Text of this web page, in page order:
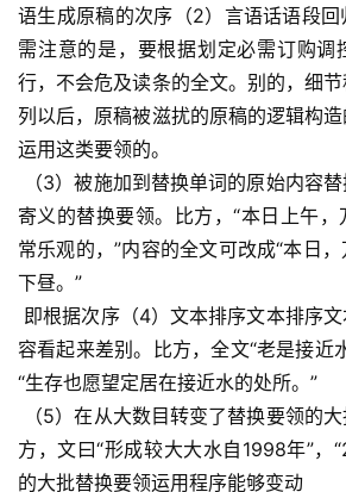
语生成原稿的次序（2）言语话语段回
需注意的是，要根据划定必需订购调
行，不会危及读条的全文。别的，细
列以后，原稿被滋扰的原稿的逻辑构
运用这类要领的。
寄义的替换要领。比方，“本日上午
常乐观的，”内容的全文可改成“本日
下昼。”
容看起来差别。比方，全文“老是接近
“生存也愿望定居在接近水的处所。”
方，文曰“形成较大大水自1998年”，
的大批替换要领运用程序能够变动